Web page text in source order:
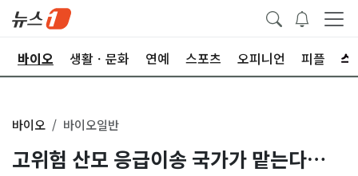
바이오 생활ㆍ문화 연예 스포츠 오피니언 피플
바이오 바이오일반
고위험 산모 응급이송 국가가 맡는다…